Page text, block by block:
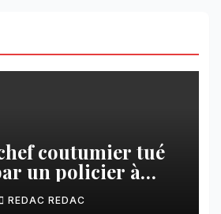
coutumier tué
un policier à
tension monte
REDAC REDAC